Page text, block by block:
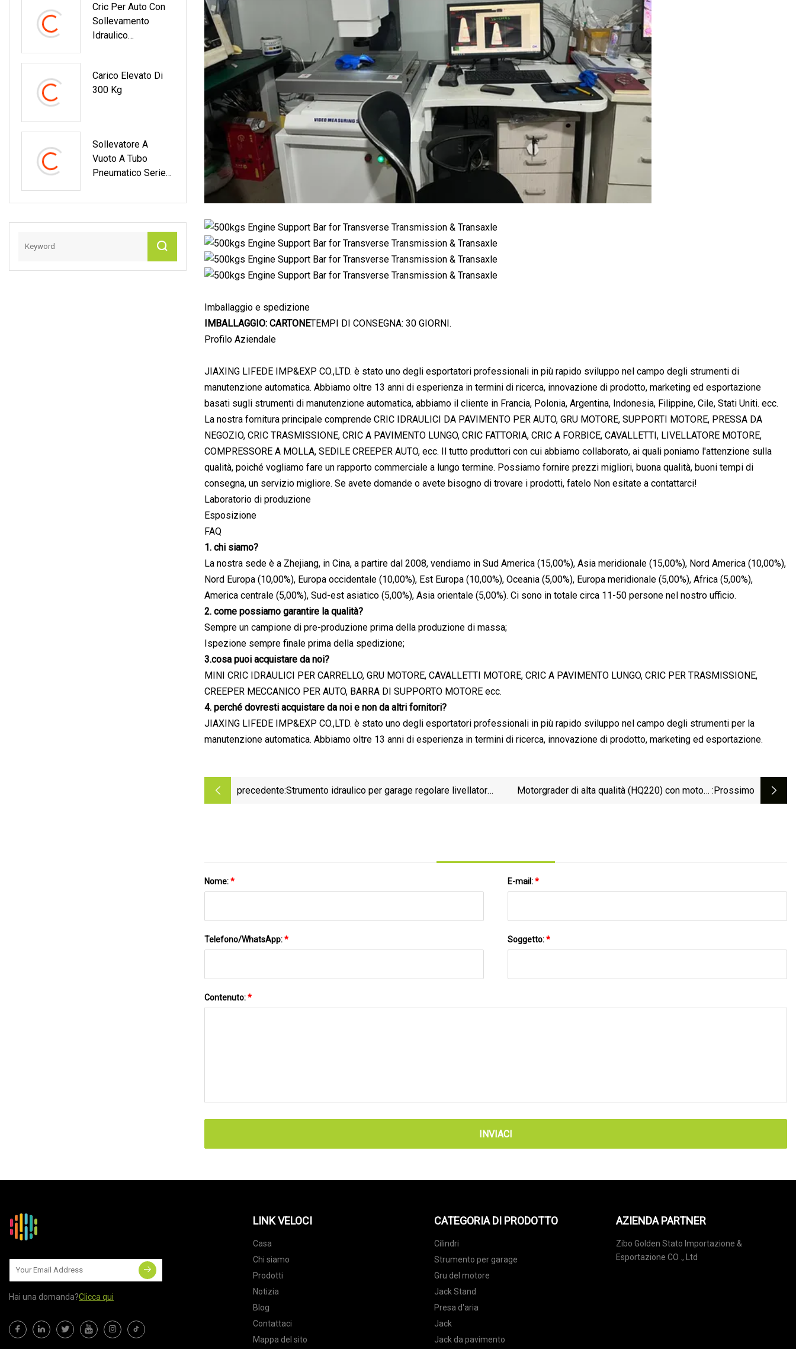
Veicolo Con Lo
Standard ISO11439
/ECR 110
Cric Per Auto Con
Sollevamento
Idraulico
Carico Elevato Di
300 Kg
Sollevatore A
Vuoto A Tubo
Pneumatico Serie
Sacchi, Borse,
Avvolgimento,
Secchio, Macchina
A Vuoto Per Vetro
Imballaggio e spedizione
IMBALLAGGIO: CARTONETEMPI DI CONSEGNA: 30 GIORNI.
Profilo Aziendale
JIAXING LIFEDE IMP&EXP CO.,LTD. è stato uno degli esportatori professionali in più rapido sviluppo nel campo degli strumenti di
manutenzione automatica. Abbiamo oltre 13 anni di esperienza in termini di ricerca, innovazione di prodotto, marketing ed esportazione
basati sugli strumenti di manutenzione automatica, abbiamo il cliente in Francia, Polonia, Argentina, Indonesia, Filippine, Cile, Stati Uniti. ecc.
La nostra fornitura principale comprende CRIC IDRAULICI DA PAVIMENTO PER AUTO, GRU MOTORE, SUPPORTI MOTORE, PRESSA DA
NEGOZIO, CRIC TRASMISSIONE, CRIC A PAVIMENTO LUNGO, CRIC FATTORIA, CRIC A FORBICE, CAVALLETTI, LIVELLATORE MOTORE,
COMPRESSORE A MOLLA, SEDILE CREEPER AUTO, ecc. Il tutto produttori con cui abbiamo collaborato, ai quali poniamo l'attenzione sulla
qualità, poiché vogliamo fare un rapporto commerciale a lungo termine. Possiamo fornire prezzi migliori, buona qualità, buoni tempi di
consegna, un servizio migliore. Se avete domande o avete bisogno di trovare i prodotti, fatelo Non esitate a contattarci!
Laboratorio di produzione
Esposizione
FAQ
1. chi siamo?
La nostra sede è a Zhejiang, in Cina, a partire dal 2008, vendiamo in Sud America (15,00%), Asia meridionale (15,00%), Nord America (10,00%),
Nord Europa (10,00%), Europa occidentale (10,00%), Est Europa (10,00%), Oceania (5,00%), Europa meridionale (5,00%), Africa (5,00%),
America centrale (5,00%), Sud-est asiatico (5,00%), Asia orientale (5,00%). Ci sono in totale circa 11-50 persone nel nostro ufficio.
2. come possiamo garantire la qualità?
Sempre un campione di pre-produzione prima della produzione di massa;
Ispezione sempre finale prima della spedizione;
3.cosa puoi acquistare da noi?
MINI CRIC IDRAULICI PER CARRELLO, GRU MOTORE, CAVALLETTI MOTORE, CRIC A PAVIMENTO LUNGO, CRIC PER TRASMISSIONE,
CREEPER MECCANICO PER AUTO, BARRA DI SUPPORTO MOTORE ecc.
4. perché dovresti acquistare da noi e non da altri fornitori?
JIAXING LIFEDE IMP&EXP CO.,LTD. è stato uno degli esportatori professionali in più rapido sviluppo nel campo degli strumenti per la
manutenzione automatica. Abbiamo oltre 13 anni di esperienza in termini di ricerca, innovazione di prodotto, marketing ed esportazione.
precedente:Strumento idraulico per garage regolare livellatore
Motorgrader di alta qualità (HQ220) con motore :Prossimo
Nome:* E-mail:*
Telefono/WhatsApp:* Soggetto:*
Contenuto:*
INVIACI
Hai una domanda?Clicca qui
LINK VELOCI
Casa
Chi siamo
Prodotti
Notizia
Blog
Contattaci
Mappa del sito
CATEGORIA DI PRODOTTO
Cilindri
Strumento per garage
Gru del motore
Jack Stand
Presa d'aria
Jack
Jack da pavimento
AZIENDA PARTNER
Zibo Golden Stato Importazione &
Esportazione CO ., Ltd